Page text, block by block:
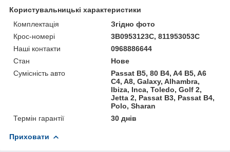
Користувальницькі характеристики
Комплектація
Згідно фото
Крос-номері
3B0953123С, 811953053C
Наші контакти
0968886644
Стан
Нове
Сумісність авто
Passat B5, 80 B4, A4 B5, A6
C4, A8, Galaxy, Alhambra,
Ibiza, Inca, Toledo, Golf 2,
Jetta 2, Passat B3, Passat B4,
Polo, Sharan
Термін гарантії
30 днів
Приховати